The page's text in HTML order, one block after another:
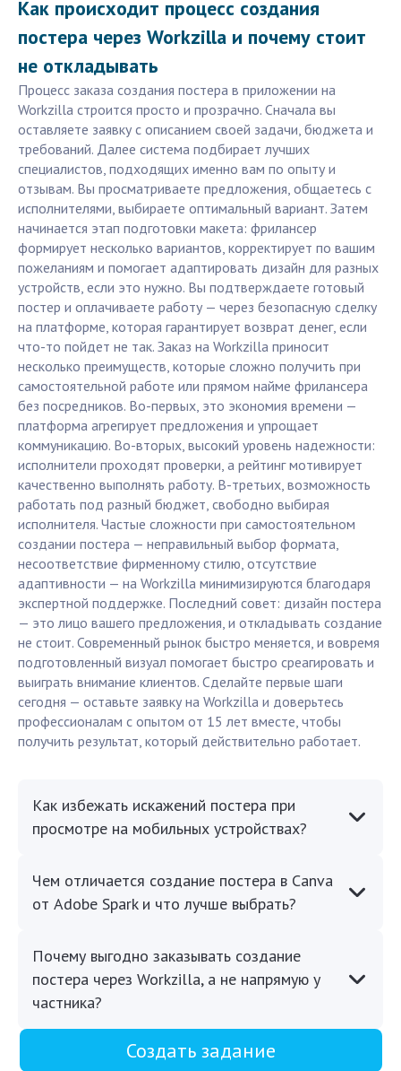
Как происходит процесс создания
постера через Workzilla и почему стоит
не откладывать
Процесс заказа создания постера в приложении на
Workzilla строится просто и прозрачно. Сначала вы
оставляете заявку с описанием своей задачи, бюджета и
требований. Далее система подбирает лучших
специалистов, подходящих именно вам по опыту и
отзывам. Вы просматриваете предложения, общаетесь с
исполнителями, выбираете оптимальный вариант. Затем
начинается этап подготовки макета: фрилансер
формирует несколько вариантов, корректирует по вашим
пожеланиям и помогает адаптировать дизайн для разных
устройств, если это нужно. Вы подтверждаете готовый
постер и оплачиваете работу — через безопасную сделку
на платформе, которая гарантирует возврат денег, если
что-то пойдет не так. Заказ на Workzilla приносит
несколько преимуществ, которые сложно получить при
самостоятельной работе или прямом найме фрилансера
без посредников. Во-первых, это экономия времени —
платформа агрегирует предложения и упрощает
коммуникацию. Во-вторых, высокий уровень надежности:
исполнители проходят проверки, а рейтинг мотивирует
качественно выполнять работу. В-третьих, возможность
работать под разный бюджет, свободно выбирая
исполнителя. Частые сложности при самостоятельном
создании постера — неправильный выбор формата,
несоответствие фирменному стилю, отсутствие
адаптивности — на Workzilla минимизируются благодаря
экспертной поддержке. Последний совет: дизайн постера
— это лицо вашего предложения, и откладывать создание
не стоит. Современный рынок быстро меняется, и вовремя
подготовленный визуал помогает быстро среагировать и
выиграть внимание клиентов. Сделайте первые шаги
сегодня — оставьте заявку на Workzilla и доверьтесь
профессионалам с опытом от 15 лет вместе, чтобы
получить результат, который действительно работает.
Как избежать искажений постера при
просмотре на мобильных устройствах?
Чем отличается создание постера в Canva
от Adobe Spark и что лучше выбрать?
Почему выгодно заказывать создание
постера через Workzilla, а не напрямую у
частника?
Создать задание